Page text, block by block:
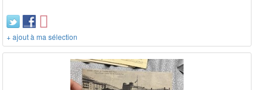
+ ajout à ma sélection